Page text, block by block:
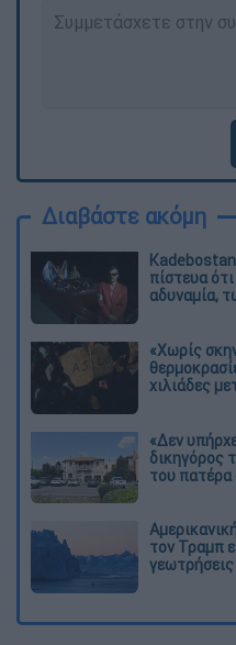
Διαβάστε ακόμη
πίστευα
αδυναμία,
«Χωρίς
χιλιάδες
«Δεν
δικηγόρος
του
τον Τραμπ
γεωτρήσεις